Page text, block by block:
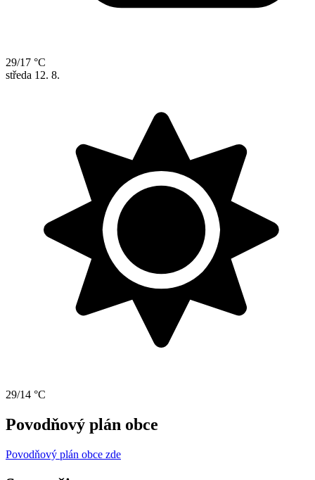
29/17 °C
středa 12. 8.
29/14 °C
Povodňový plán obce
Povodňový plán obce zde